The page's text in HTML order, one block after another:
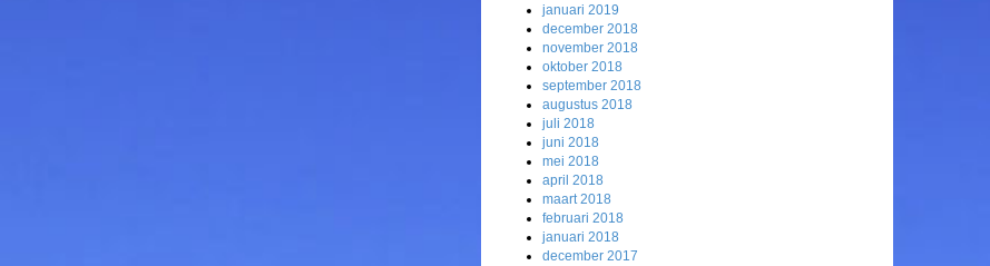
januari 2019
december 2018
november 2018
oktober 2018
september 2018
augustus 2018
juli 2018
juni 2018
mei 2018
april 2018
maart 2018
februari 2018
januari 2018
december 2017